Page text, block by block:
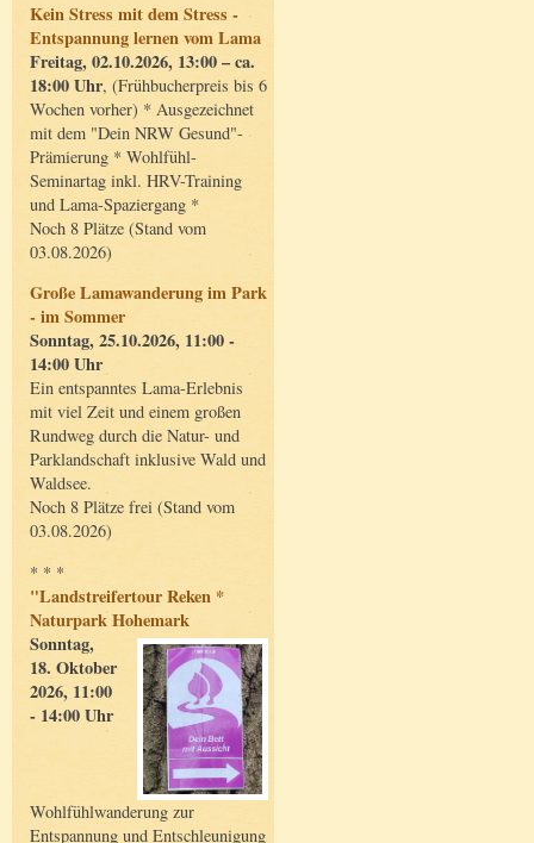
Kein Stress mit dem Stress -
Entspannung lernen vom Lama
Freitag, 02.10.2026, 13:00 – ca.
18:00 Uhr, (Frühbucherpreis bis 6
Wochen vorher) * Ausgezeichnet
mit dem "Dein NRW Gesund"-
Prämierung * Wohlfühl-
Seminartag inkl. HRV-Training
und Lama-Spaziergang *
Noch 8 Plätze (Stand vom
03.08.2026)
Große Lamawanderung im Park
- im Sommer
Sonntag, 25.10.2026, 11:00 -
14:00 Uhr
Ein entspanntes Lama-Erlebnis
mit viel Zeit und einem großen
Rundweg durch die Natur- und
Parklandschaft inklusive Wald und
Waldsee.
Noch 8 Plätze frei (Stand vom
03.08.2026)
* * *
"Landstreifertour Reken *
Naturpark Hohemark
Sonntag,
18. Oktober
2026, 11:00
- 14:00 Uhr
Wohlfühlwanderung zur
Entspannung und Entschleunigung